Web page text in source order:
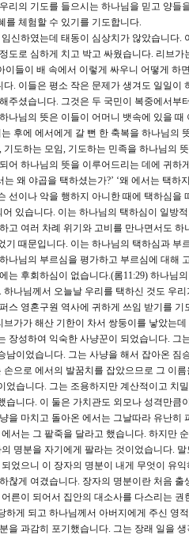
리의 기도를 들으시는 하나님을 믿고 양들
를 체험할 수 있기를 기도합니다.
신하였는데 태동이 심상치가 않았습니다.
도로 심하게 치고 박고 싸웠습니다. 리브
이들이 배 속에서 이렇게 싸우니 어떻게 하
다. 이들은 평소 작은 문제가 생겨도 일일
주셨습니다. 그것은 두 국민이 복중에서부
나님의 뜻은 이들이 어머니 뱃속에 있을
후에 에서에게 갈 뻔 한 축복을 하나님의
기도하는 모임, 기도하는 민족을 하나님의
어 하나님의 뜻을 이루어드리는 데에 귀하
왜 야곱을 택하셨는가?’ ‘왜 에서는 택하
선이나 악을 행하지 아니한 때에 택하심
어 있습니다. 이는 하나님의 택하심이 일방
고 여러 차례 위기와 고비를 만나면서도
기 때문입니다. 이는 하나님의 택하심과
나님의 부르심을 평가하고 부르심에 대해
는 후회하심이 없습니다.(롬11:29) 하나님
하나님께서 오늘날 우리를 택하신 것도 우
스 영혼구원 역사에 귀하게 쓰임 받기를 기
브가가 해산 기한이 차서 쌍둥이를 낳았는
장성하여 익숙한 사냥꾼이 되었습니다.
남이었습니다. 그는 사냥을 해서 잡아온 짐
손으로 에서의 발꿈치를 잡았으므로 그 이
었습니다. 그는 조용하지만 계산적이고 치
습니다. 이 둘은 가치관도 외모나 성격만
을 마치고 돌아온 에서는 그날따라 유난
서는 그 팥죽을 달라고 했습니다. 하지만
명분을 자기에게 팔라는 것이었습니다.
었으니 이 장자의 명분이 내게 무엇이 유
찮게 여겼습니다. 장자의 명분이란 처음
른이 되어서 집안의 대소사를 다스리는
하게 되고 하나님께서 아버지에게 주신 영
을 과감히 포기했습니다. 그는 장래 일을